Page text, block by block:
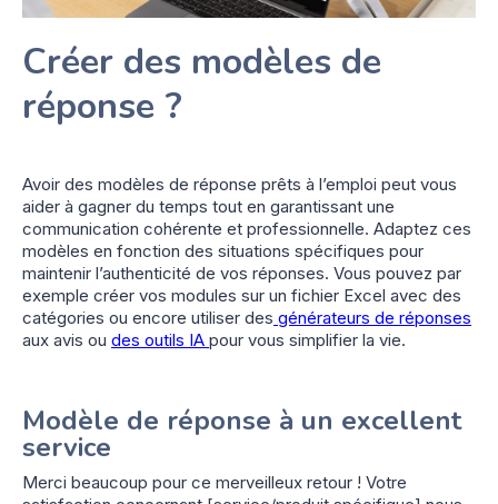
Créer des modèles de
réponse ?
Avoir des modèles de réponse prêts à l’emploi peut vous
aider à gagner du temps tout en garantissant une
communication cohérente et professionnelle. Adaptez ces
modèles en fonction des situations spécifiques pour
maintenir l’authenticité de vos réponses. Vous pouvez par
exemple créer vos modules sur un fichier Excel avec des
catégories ou encore utiliser des générateurs de réponses
aux avis ou des outils IA pour vous simplifier la vie.
Modèle de réponse à un excellent
service
Merci beaucoup pour ce merveilleux retour ! Votre